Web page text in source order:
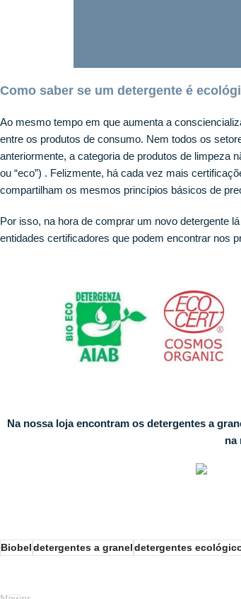
Como saber se um detergente é
Ao mesmo tempo em que aumenta a
entre os produtos de consumo. Nem todos os
anteriormente, a categoria de produtos de limpeza
ou “eco”) . Felizmente, há cada vez mais
compartilham os mesmos princípios básicos de
Por isso, na hora de comprar um novo detergente
entidades certificadores que podem encontrar nos
Na nossa loja encontram os detergentes a
na
Biobel detergentes a granel detergentes